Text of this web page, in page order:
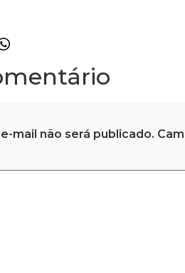
mail não será publicado.